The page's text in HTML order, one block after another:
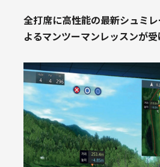
全打席に高性能の最新シュミ
よるマンツーマンレッスンが